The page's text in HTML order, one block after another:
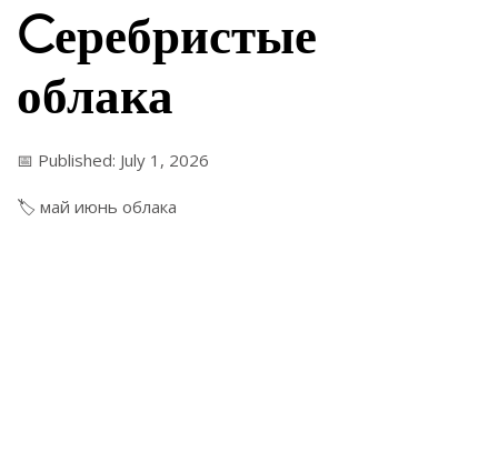
Cеребристые
облака
📅 Published: July 1, 2026
🏷️ май июнь облака